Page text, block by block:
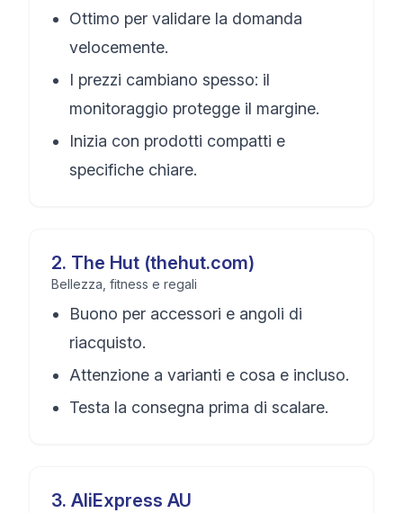
Ottimo per validare la domanda
velocemente.
I prezzi cambiano spesso: il
monitoraggio protegge il margine.
Inizia con prodotti compatti e
specifiche chiare.
2. The Hut (thehut.com)
Bellezza, fitness e regali
Buono per accessori e angoli di
riacquisto.
Attenzione a varianti e cosa e incluso.
Testa la consegna prima di scalare.
3. AliExpress AU